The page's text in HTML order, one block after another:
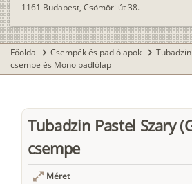
1161 Budapest, Csömöri út 38.
Főoldal chevron_right Csempék és padlólapok chevron_right Tubadzin
csempe és Mono padlólap
Tubadzin Pastel Szary
csempe
Méret